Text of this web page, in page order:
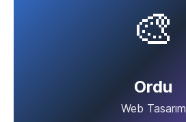
🎨
Ordu
Web Tasarım